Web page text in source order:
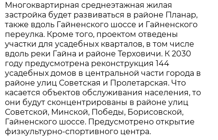
Многоквартирная среднеэтажная жилая
застройка будет развиваться в районе Планар,
также вдоль Гайненского шоссе и Гайненского
переулка. Кроме того, проектом отведены
участки для усадебных кварталов, в том числе
вдоль реки Гайна и районе Терховичи. К 2030
году предусмотрена реконструкция 144
усадебных домов в центральной части города в
районе улиц Советская и Пролетарская. Что
касается объектов обслуживания населения, то
они будут сконцентрированы в районе улиц
Советской, Минской, Победы, Борисовской,
Гайненского шоссе. Предусмотрено открытие
физкультурно-спортивного центра.